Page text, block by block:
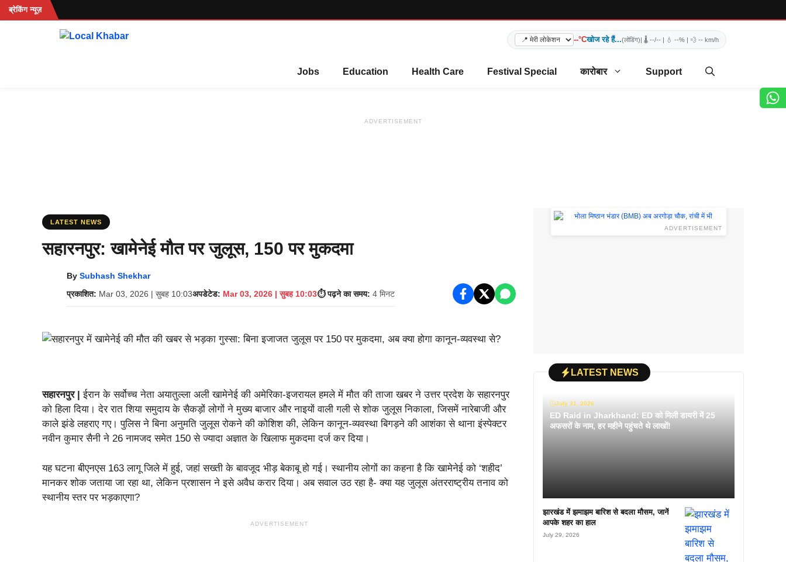
Skip
to
ब्रेकिंग न्यूज़
--°Cखोज रहे हैं...(लोडिंग)| 🌡️ --/-- | 💧 --% | 💨 -- km/h
Jobs Education Health Care Festival Special कारोबार Support
ADVERTISEMENT
LATEST NEWS
सहारनपुर: खामेनेई मौत पर जुलूस, 150 पर मुकदमा
By Subhash Shekhar
प्रकाशित: Mar 03, 2026 | सुबह 10:03अपडेटेड: Mar 03, 2026 | सुबह 10:03⏱️ पढ़ने का समय: 4 मिनट
सहारनपुर | ईरान के सर्वोच्च नेता अयातुल्ला अली खामेनेई की अमेरिका-इजरायल हमले में मौत की ताजा खबर ने उत्तर प्रदेश के सहारनपुर
को हिला दिया। देर रात शिया समुदाय के सैकड़ों लोगों ने मुख्य बाजार और नाइयों वाली गली से शोक जुलूस निकाला, जिसमें नारेबाजी और
काले झंडे लहराए गए। पुलिस ने बिना अनुमति जुलूस रोकने की कोशिश की, लेकिन कानून-व्यवस्था बिगड़ने की आशंका से थाना इंस्पेक्टर
नवीन कुमार सैनी ने 26 नामजद समेत 150 से ज्यादा अज्ञात के खिलाफ मुकदमा दर्ज कर दिया।​
यह घटना बीएनएस 163 लागू जिले में हुई, जहां सख्ती के बावजूद भीड़ बेकाबू हो गई। स्थानीय लोगों का कहना है कि खामेनेई को ‘शहीद’
मानकर शोक जताया जा रहा था, लेकिन प्रशासन ने इसे अवैध करार दिया। अब सवाल उठ रहा है- क्या यह जुलूस अंतरराष्ट्रीय तनाव को
स्थानीय स्तर पर भड़काएगा?
ADVERTISEMENT
ADVERTISEMENT
LATEST NEWS
July 31, 2026
ED Raid in Jharkhand: ED को मिली डायरी में 25
अफसरों के नाम, हर महीने पहुंचते थे लाखों!
झारखंड में झमाझम बारिश से बदला मौसम, जानें
आपके शहर का हाल
July 29, 2026